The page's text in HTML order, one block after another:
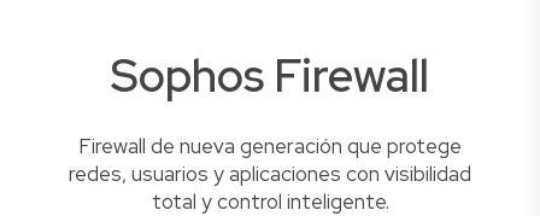
Sophos Firewall
Firewall de nueva generación que protege
redes, usuarios y aplicaciones con visibilidad
total y control inteligente.